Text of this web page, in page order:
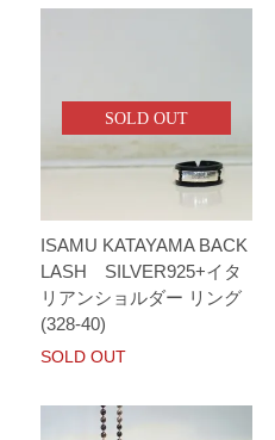
SOLD OUT
ISAMU KATAYAMA BACK
LASH SILVER925+イタ
リアンショルダー リング
(328-40)
SOLD OUT